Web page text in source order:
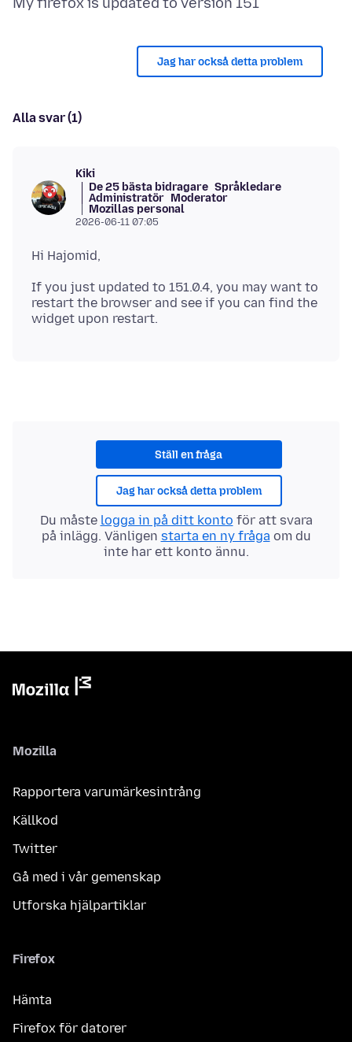
Jag har också detta problem
Alla svar (1)
Kiki
De 25 bästa bidragare Språkledare
Administratör Moderator
Mozillas personal
2026-06-11 07:05
If you just updated to 151.0.4, you may want to
restart the browser and see if you can find the
Ställ en fråga
Jag har också detta problem
Du måste logga in på ditt konto för att svara
på inlägg. Vänligen starta en ny fråga om du
inte har ett konto ännu.
Mozilla
Rapportera varumärkesintrång
Källkod
Twitter
Gå med i vår gemenskap
Utforska hjälpartiklar
Firefox
Hämta
Firefox för datorer